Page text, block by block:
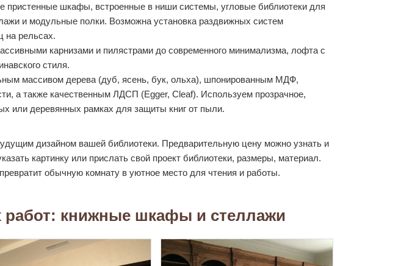
пристенные шкафы, встроенные в ниши системы, угловые библиотеки для
и модульные полки. Возможна установка раздвижных систем
на рельсах.
карнизами и пилястрами до современного минимализма, лофта с
стиля.
массивом дерева (дуб, ясень, бук, ольха), шпонированным МДФ,
а также качественным ЛДСП (Egger, Cleaf). Используем прозрачное,
или деревянных рамках для защиты книг от пыли.
дизайном вашей библиотеки. Предварительную цену можно узнать и
картинку или прислать свой проект библиотеки, размеры, материал.
обычную комнату в уютное место для чтения и работы.
работ: книжные шкафы и стеллажи